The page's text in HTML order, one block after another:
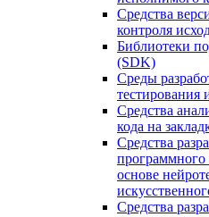
Средства
контроля
Библиотеки
(SDK)
Среды
тестирования
Средства
кода на
Средства
программного
основе
Средства